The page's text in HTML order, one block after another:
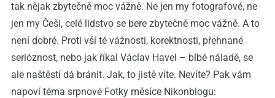
tak nějak zbytečně moc vážně. Ne jen my fotografové, ne
jen my Češi, celé lidstvo se bere zbytečně moc vážně. A to
není dobré. Proti vší té vážnosti, korektnosti, přehnané
serióznost, nebo jak říkal Václav Havel – blbé náladě, se
ale naštěstí dá bránit. Jak, to jistě víte. Nevíte? Pak vám
napoví téma srpnové Fotky měsíce Nikonblogu: